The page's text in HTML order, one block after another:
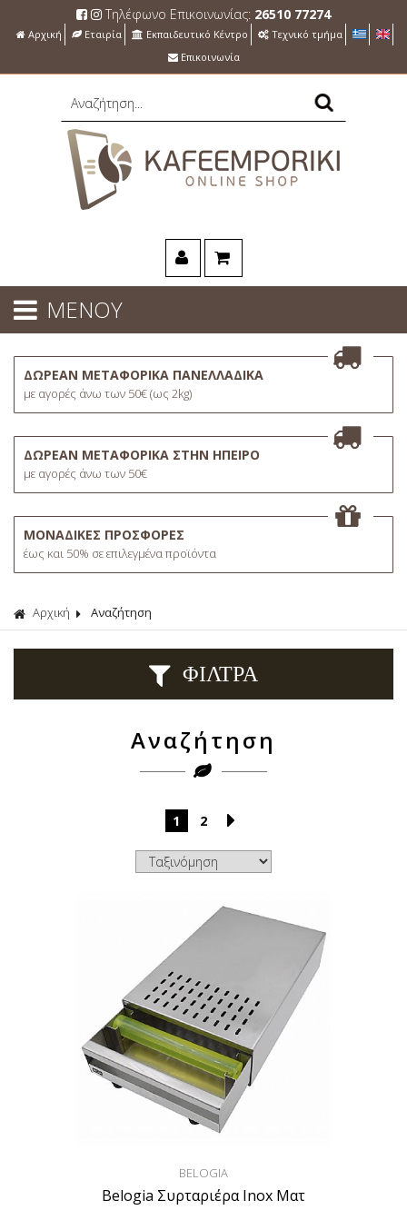
Τηλέφωνο Επικοινωνίας: 26510 77274
Αρχική Εταιρία Εκπαιδευτικό Κέντρο
Τεχνικό τμήμα
Επικοινωνία
ΜΕΝΟΥ
ΔΩΡΕΑΝ ΜΕΤΑΦΟΡΙΚΑ ΠΑΝΕΛΛΑΔΙΚΑ
με αγορές άνω των 50€ (ως 2kg)
ΔΩΡΕΑΝ ΜΕΤΑΦΟΡΙΚΑ ΣΤΗΝ ΗΠΕΙΡΟ
με αγορές άνω των 50€
ΜΟΝΑΔΙΚΕΣ ΠΡΟΣΦΟΡΕΣ
έως και 50% σε επιλεγμένα προϊόντα
Αρχική Αναζήτηση
ΦΙΛΤΡΑ
Αναζήτηση
1 2
BELOGIA
Belogia Συρταριέρα Inox Ματ